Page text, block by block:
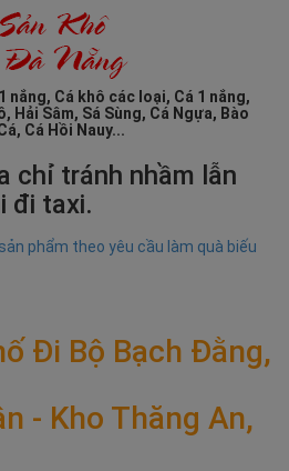
nắng, Cá khô các loại, Cá 1 nắng,
Hải Sâm, Sá Sùng, Cá Ngựa, Bào
Cá Hồi Nauy...
chỉ tránh nhầm lẫn
đi taxi.
phẩm theo yêu cầu làm quà biếu
Đi Bộ Bạch Đằng,
- Kho Thăng An,